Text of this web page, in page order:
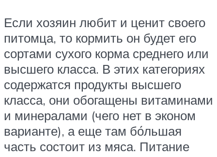
Если хозяин любит и ценит своего
питомца, то кормить он будет его
сортами сухого корма среднего или
высшего класса. В этих категориях
содержатся продукты высшего
класса, они обогащены витаминами
и минералами (чего нет в эконом
варианте), а еще там бо́льшая
часть состоит из мяса. Питание